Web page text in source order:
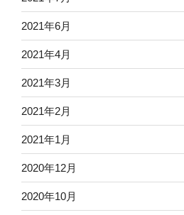
2021年6月
2021年4月
2021年3月
2021年2月
2021年1月
2020年12月
2020年10月